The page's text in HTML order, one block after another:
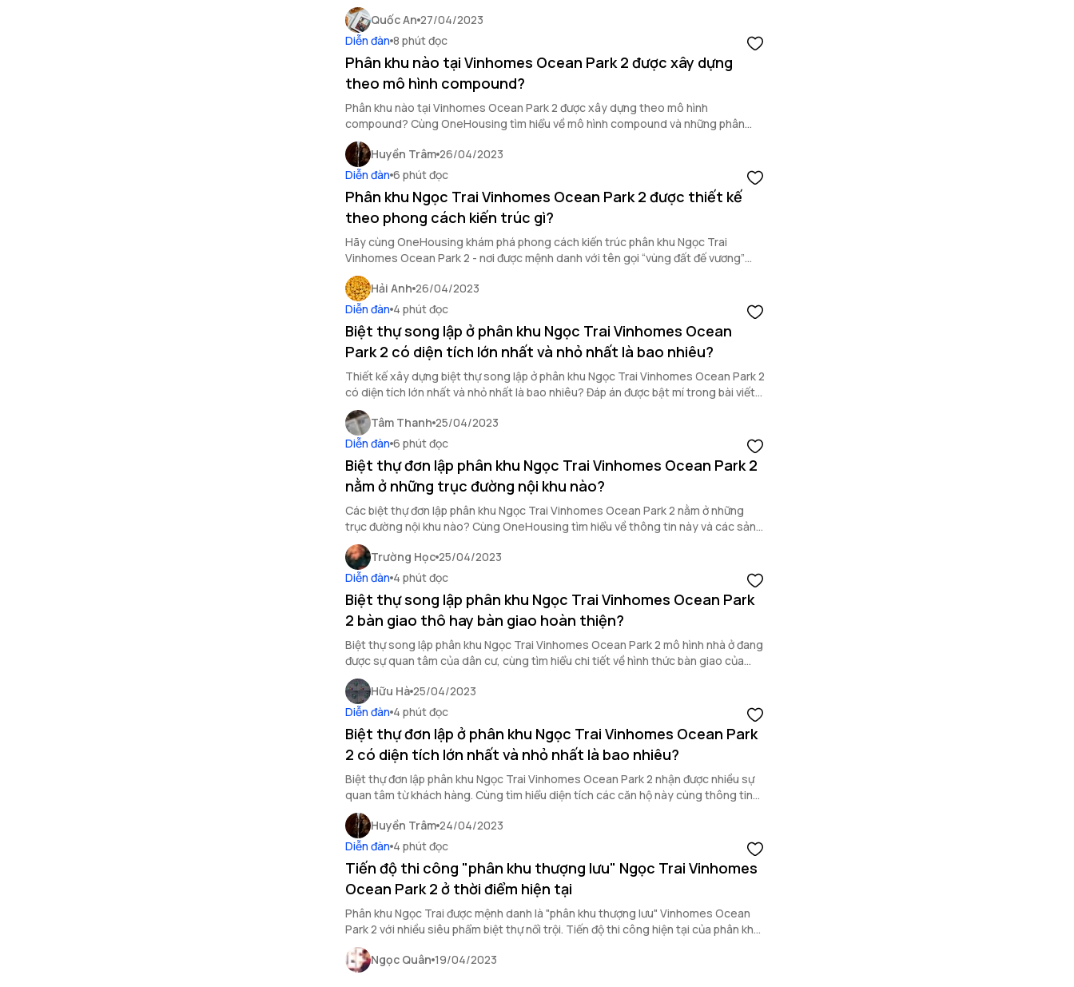
Quốc An 27/04/2023
Diễn đàn 8 phút đọc
Phân khu nào tại Vinhomes Ocean Park 2 được xây dựng
theo mô hình compound?
Phân khu nào tại Vinhomes Ocean Park 2 được xây dựng theo mô hình
compound? Cùng OneHousing tìm hiểu về mô hình compound và những phân
khu xây dựng theo mô hình này qua bài viết sau.
Huyền Trâm 26/04/2023
Diễn đàn 6 phút đọc
Phân khu Ngọc Trai Vinhomes Ocean Park 2 được thiết kế
theo phong cách kiến trúc gì?
Hãy cùng OneHousing khám phá phong cách kiến trúc phân khu Ngọc Trai
Vinhomes Ocean Park 2 - nơi được mệnh danh với tên gọi “vùng đất đế vương”
ngay sau đây.
Hải Anh 26/04/2023
Diễn đàn 4 phút đọc
Biệt thự song lập ở phân khu Ngọc Trai Vinhomes Ocean
Park 2 có diện tích lớn nhất và nhỏ nhất là bao nhiêu?
Thiết kế xây dựng biệt thự song lập ở phân khu Ngọc Trai Vinhomes Ocean Park 2
có diện tích lớn nhất và nhỏ nhất là bao nhiêu? Đáp án được bật mí trong bài viết
dưới đây.
Tâm Thanh 25/04/2023
Diễn đàn 6 phút đọc
Biệt thự đơn lập phân khu Ngọc Trai Vinhomes Ocean Park 2
nằm ở những trục đường nội khu nào?
Các biệt thự đơn lập phân khu Ngọc Trai Vinhomes Ocean Park 2 nằm ở những
trục đường nội khu nào? Cùng OneHousing tìm hiểu về thông tin này và các sản
phẩm biệt thự đơn lập tại phân khu Ngọc Trai qua bài viết sau.
Trường Học 25/04/2023
Diễn đàn 4 phút đọc
Biệt thự song lập phân khu Ngọc Trai Vinhomes Ocean Park
2 bàn giao thô hay bàn giao hoàn thiện?
Biệt thự song lập phân khu Ngọc Trai Vinhomes Ocean Park 2 mô hình nhà ở đang
được sự quan tâm của dân cư, cùng tìm hiểu chi tiết về hình thức bàn giao của
biệt thự song lập thông qua bài viết
Hữu Hà 25/04/2023
Diễn đàn 4 phút đọc
Biệt thự đơn lập ở phân khu Ngọc Trai Vinhomes Ocean Park
2 có diện tích lớn nhất và nhỏ nhất là bao nhiêu?
Biệt thự đơn lập phân khu Ngọc Trai Vinhomes Ocean Park 2 nhận được nhiều sự
quan tâm từ khách hàng. Cùng tìm hiểu diện tích các căn hộ này cùng thông tin
chi tiết về dự án
Huyền Trâm 24/04/2023
Diễn đàn 4 phút đọc
Tiến độ thi công "phân khu thượng lưu" Ngọc Trai Vinhomes
Ocean Park 2 ở thời điểm hiện tại
Phân khu Ngọc Trai được mệnh danh là "phân khu thượng lưu" Vinhomes Ocean
Park 2 với nhiều siêu phẩm biệt thự nổi trội. Tiến độ thi công hiện tại của phân khu
này như thế nào?
Ngọc Quân 19/04/2023